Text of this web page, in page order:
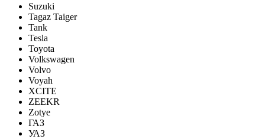
Suzuki
Tagaz Taiger
Tank
Tesla
Toyota
Volkswagen
Volvo
Voyah
XCITE
ZEEKR
Zotye
ГАЗ
УАЗ